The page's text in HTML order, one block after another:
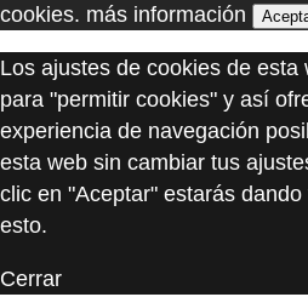
cookies. más información
Los ajustes de cookies de
para "permitir cookies" y así
experiencia de navegación
esta web sin cambiar tus
clic en "Aceptar" estarás
esto.
Cerrar